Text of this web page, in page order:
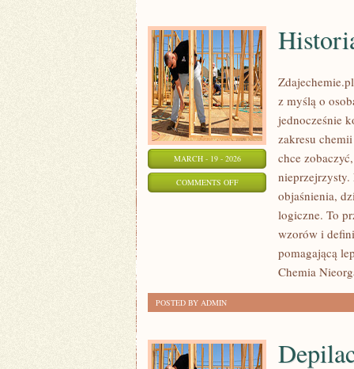
MARCH - 19 - 2026
COMMENTS OFFON
z myślą o
jednocześnie
zakresu
chce
nieprzejrzysty.
objaśnienia,
logiczne. To
wzorów i
pomagającą
Chemia
POSTED BY ADMIN